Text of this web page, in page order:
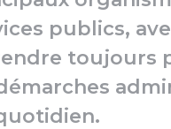
publics,
toujours